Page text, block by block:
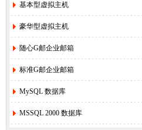
赛友在线
2.
关于《全面实行域名实名制》的紧急通
4.香港独享服务器69硬件升级通知！
3-24]
5.香港服务器机房线路升级维护通知
11-27]
基本型虚拟主机
豪华型虚拟主机
随心G邮企业邮箱
标准G邮企业邮箱
MySQL 数据库
MSSQL 2000 数据库